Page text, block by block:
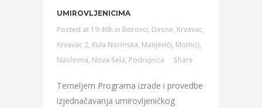
UMIROVLJENICIMA
Posted at 19:46h in Borovci, Desne, Krvavac,
Krvavac 2, Kula Norinska, Matijevići, Momići,
Naslovna, Nova Sela, Podrujnica Share
Temeljem Programa izrade i provedbe
izjednačavanja umirovljeničkog